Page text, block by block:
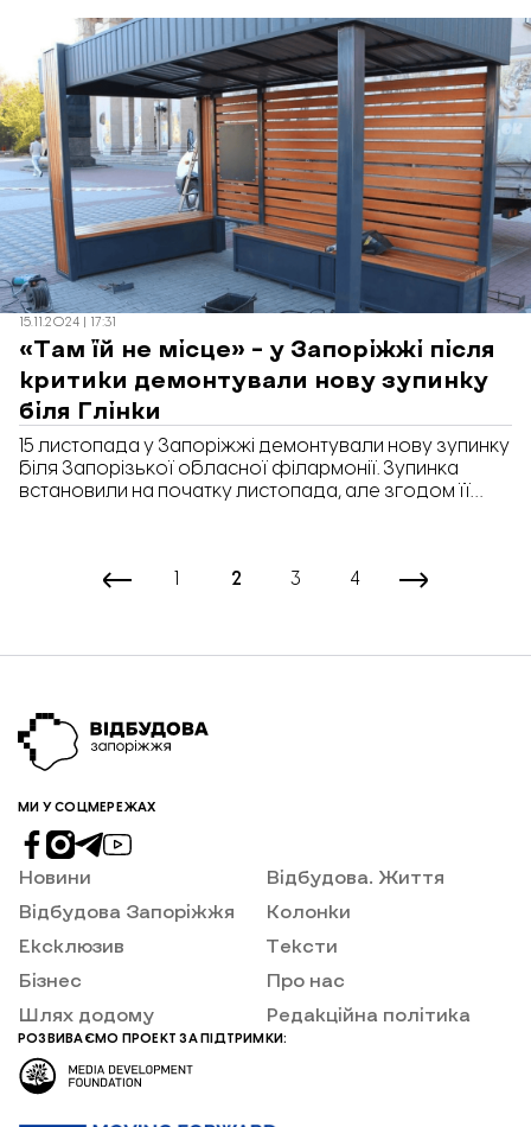
містах тривають першочергові ремонти: закривають
вибиті вікна листами OSB, ремонтують дахи у
пошкоджених будинках. Натомість повністю
зруйновані будинки зводять наново. Чому важливо
відновлювати зруйноване зараз та які труднощі під
час відбудови долають у Запоріжжі, Дніпрі та
Миколаєві - дізнавалась «Відбудова. Запоріжжя».
15.11.2024 | 17:31
«Там їй не місце» – у Запоріжжі після
критики демонтували нову зупинку
біля Глінки
15 листопада у Запоріжжі демонтували нову зупинку
біля Запорізької обласної філармонії. Зупинка
встановили на початку листопада, але згодом її
філармонією.
2 3 4
МИ У СОЦМЕРЕЖАХ
Новини
Відбудова Запоріжжя
Ексклюзив
Бізнес
Шлях додому
Відбудова. Життя
Колонки
Тексти
Про нас
Редакційна політика
РОЗВИВАЄМО ПРОЕКТ ЗА ПІДТРИМКИ: